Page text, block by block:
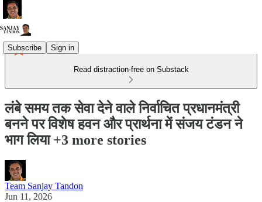
Subscribe Sign in
Read distraction-free on Substack
लंबे समय तक सेवा देने वाले निर्वाचित प्रधानमंत्री
बनने पर विशेष हवन और प्रार्थना में संजय टंडन ने
भाग लिया +3 more stories
Team Sanjay Tandon
Jun 11, 2026